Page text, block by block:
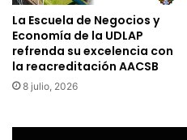
La Escuela de Negocios y
Economía de la UDLAP
refrenda su excelencia con
la reacreditación AACSB
8 julio, 2026